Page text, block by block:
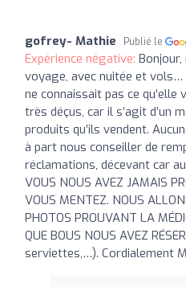
gofrey- Mathie Publié le
Expérience négative:
voyage, avec nuitée et vols…
ne connaissait pas ce
très déçus, car il s’agit d’un
produits qu’ils vendent.
à part nous conseiller de
réclamations, décevant car
VOUS NOUS AVEZ JAMAIS
VOUS MENTEZ. NOUS
PHOTOS PROUVANT LA
QUE BOUS NOUS AVEZ
serviettes,…). Cordialement